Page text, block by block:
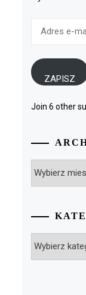
ZAPISZ
Join 6 other